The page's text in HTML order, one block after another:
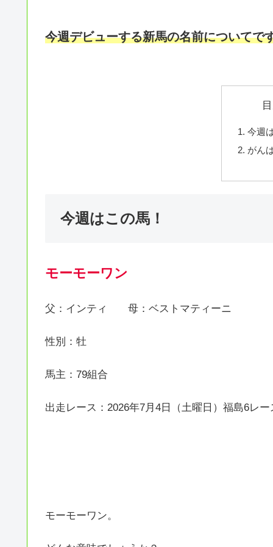
今週デビューする新馬の名前についてで
今週
がん
今週はこの馬！
モーモーワン
父：インティ 母：ベストマティーニ
性別：牡
馬主：79組合
出走レース：2026年7月4日（土曜日）福島6レー
モーモーワン。